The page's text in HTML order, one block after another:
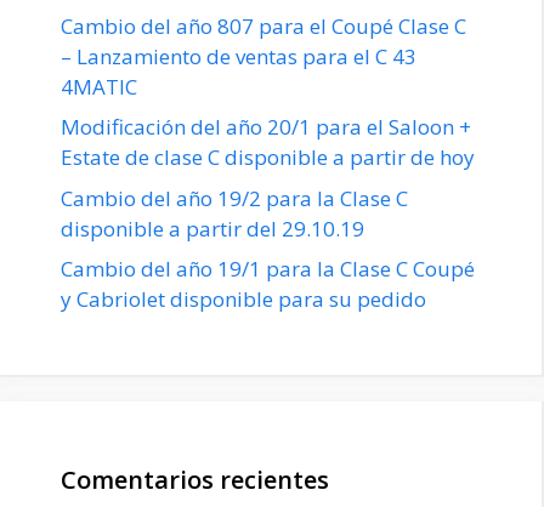
Cambio del año 807 para el Coupé Clase C
– Lanzamiento de ventas para el C 43
4MATIC
Modificación del año 20/1 para el Saloon +
Estate de clase C disponible a partir de hoy
Cambio del año 19/2 para la Clase C
disponible a partir del 29.10.19
Cambio del año 19/1 para la Clase C Coupé
y Cabriolet disponible para su pedido
Comentarios recientes